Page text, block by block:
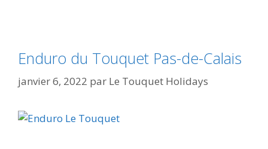
Enduro du Touquet Pas-de-Calais
janvier 6, 2022 par Le Touquet Holidays